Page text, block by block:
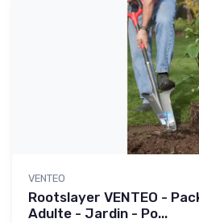
VENTEO
Rootslayer VENTEO -
Adulte - Jardin - Po...